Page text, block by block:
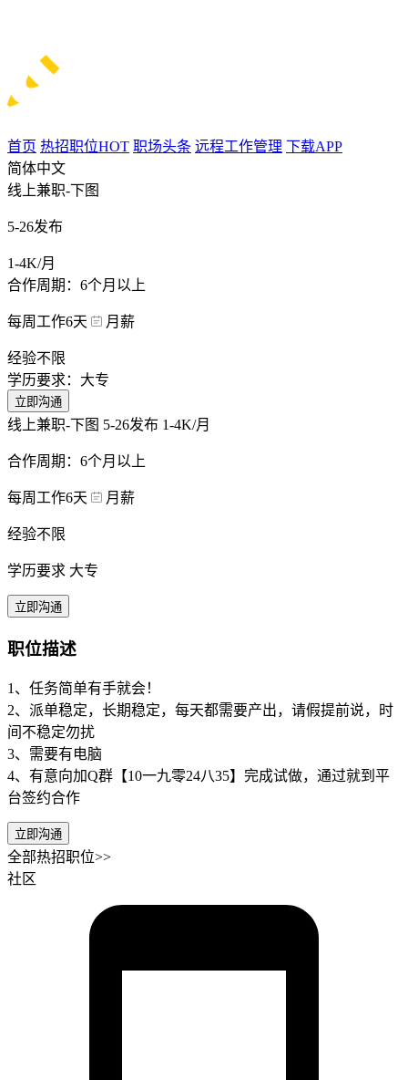
首页 热招职位HOT 职场头条 远程工作管理 下载APP
简体中文
线上兼职-下图
5-26发布
1-4K/月
合作周期：6个月以上
每周工作6天 月薪
经验不限
学历要求：大专
立即沟通
线上兼职-下图 5-26发布 1-4K/月
合作周期：6个月以上
每周工作6天 月薪
经验不限
学历要求 大专
立即沟通
职位描述
1、任务简单有手就会！
2、派单稳定，长期稳定，每天都需要产出，请假提前说，时
间不稳定勿扰
3、需要有电脑
4、有意向加Q群【10一九零24八35】完成试做，通过就到平
台签约合作
立即沟通
全部热招职位>>
社区